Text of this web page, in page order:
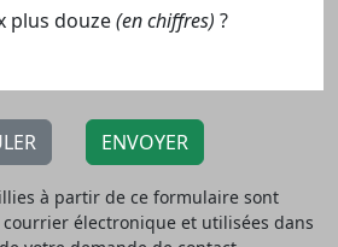
plus douze(en chiffres) ?
ENVOYER
à partir de ce formulaire sont
électronique et utilisées dans